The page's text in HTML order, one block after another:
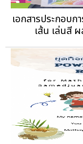
เอกสารประกอบ
เส้น เล่นสี